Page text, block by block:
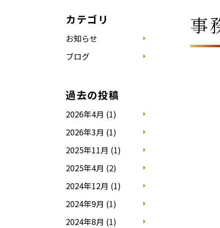
事
カテゴリ
お知らせ
ブログ
過去の投稿
2026年4月 (1)
2026年3月 (1)
2025年11月 (1)
2025年4月 (2)
2024年12月 (1)
2024年9月 (1)
2024年8月 (1)